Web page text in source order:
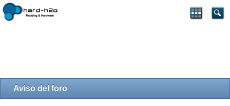
Aviso del foro